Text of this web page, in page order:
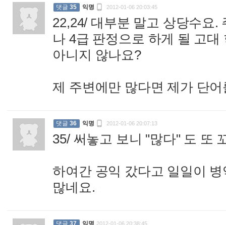
댓글 35 익명  2012-01-06 20:03:45
22,24/ 대부분 말고 상당수요.
나 4급 판정으로 하게 될 고
아니지 않나요?
제 주변에만 많다면 제가 단
댓글 36 익명  2012-01-06 20:07:13
35/ 써놓고 보니 "많다" 도 또
하여간 공익 갔다고 일일이
많네요.
댓글 37 익명 2012-01-06 20:38:45